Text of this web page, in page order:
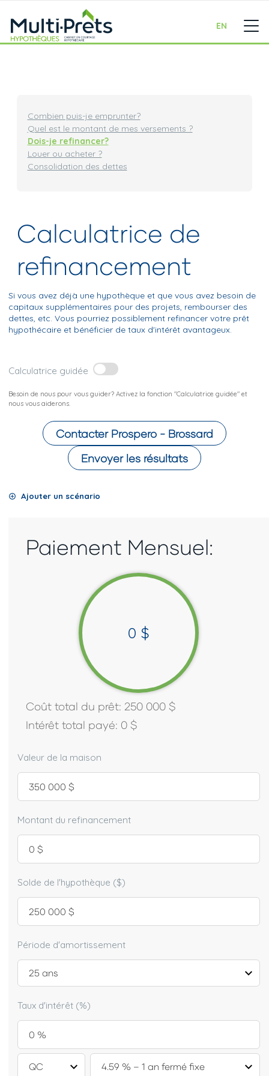
EN
Combien puis-je emprunter?
Quel est le montant de mes versements ?
Dois-je refinancer?
Louer ou acheter ?
Consolidation des dettes
Calculatrice de
refinancement
Si vous avez déjà une hypothèque et que vous avez besoin de
capitaux supplémentaires pour des projets, rembourser des
dettes, etc. Vous pourriez possiblement refinancer votre prêt
hypothécaire et bénéficier de taux d'intérêt avantageux.
Calculatrice guidée
Besoin de nous pour vous guider? Activez la fonction "Calculatrice guidée" et
nous vous aiderons.
Contacter Prospero - Brossard
Envoyer les résultats
Ajouter un scénario
Paiement Mensuel:
0 $
Coût total du prêt: 250 000 $
Intérêt total payé: 0 $
Valeur de la maison
Montant du refinancement
Solde de l'hypothèque ($)
Période d'amortissement
Taux d'intérêt (%)